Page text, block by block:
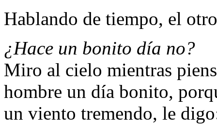
Hablando de tiempo, el
¿Hace un bonito día no?
Miro al cielo mientras
hombre un día bonito,
un viento tremendo, le